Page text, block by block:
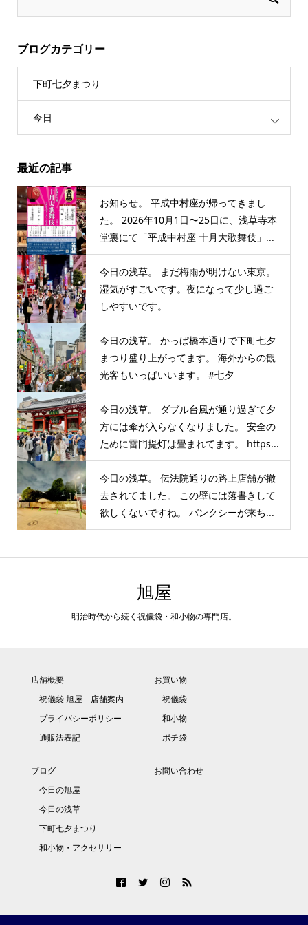
ブログカテゴリー
下町七夕まつり
今日
最近の記事
お知らせ。 平成中村座が帰ってきまし
た。 2026年10月1日〜25日に、浅草寺本
堂裏にて「平成中村座 十月大歌舞伎」...
今日の浅草。 まだ梅雨が明けない東京。
湿気がすごいです。夜になって少し過ご
しやすいです。
今日の浅草。 かっぱ橋本通りで下町七夕
まつり盛り上がってます。 海外からの観
光客もいっぱいいます。 #七夕
今日の浅草。 ダブル台風が通り過ぎて夕
方には傘が入らなくなりました。 安全の
ために雷門提灯は畳まれてます。 https...
今日の浅草。 伝法院通りの路上店舗が撤
去されてました。 この壁には落書きして
欲しくないですね。 バンクシーが来ち...
旭屋
明治時代から続く祝儀袋・和小物の専門店。
店舗概要
祝儀袋 旭屋 店舗案内
プライバシーポリシー
通販法表記
お買い物
祝儀袋
和小物
ポチ袋
ブログ
今日の旭屋
今日の浅草
下町七夕まつり
和小物・アクセサリー
お問い合わせ